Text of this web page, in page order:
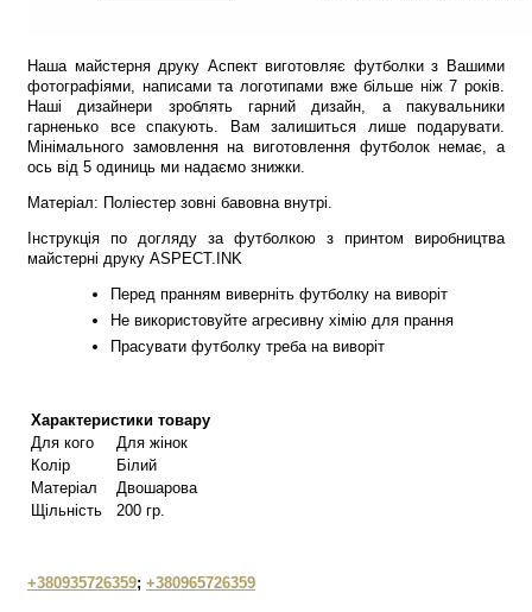
Наша майстерня друку Аспект виготовляє футболки з Вашими
фотографіями, написами та логотипами вже більше ніж 7 років.
Наші дизайнери зроблять гарний дизайн, а пакувальники
гарненько все спакують. Вам залишиться лише подарувати.
Мінімального замовлення на виготовлення футболок немає, а
ось від 5 одиниць ми надаємо знижки.
Матеріал: Поліестер зовні бавовна внутрі.
Інструкція по догляду за футболкою з принтом виробництва
майстерні друку ASPECT.INK
Перед пранням виверніть футболку на виворіт
Не використовуйте агресивну хімію для прання
Прасувати футболку треба на виворіт
Характеристики товару
Для кого
Для жінок
Колір
Білий
Матеріал
Двошарова
Щільність
200 гр.
+380935726359; +380965726359